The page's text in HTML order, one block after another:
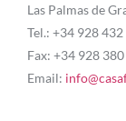
Las Palmas de
Tel.: +34 928
Fax: +34 928
Email: